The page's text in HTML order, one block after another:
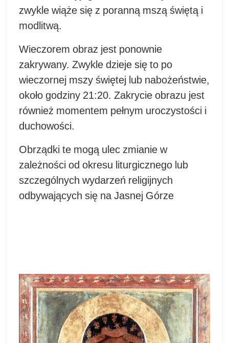
zwykle wiąże się z poranną mszą świętą i
modlitwą.
Wieczorem obraz jest ponownie
zakrywany. Zwykle dzieje się to po
wieczornej mszy świętej lub nabożeństwie,
około godziny 21:20. Zakrycie obrazu jest
również momentem pełnym uroczystości i
duchowości.
Obrządki te mogą ulec zmianie w
zależności od okresu liturgicznego lub
szczególnych wydarzeń religijnych
odbywających się na Jasnej Górze